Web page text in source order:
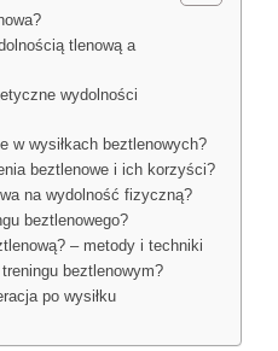
tlenową a
wydolności
w wysiłkach beztlenowych?
beztlenowe i ich korzyści?
na wydolność fizyczną?
beztlenowego?
– metody i techniki
beztlenowym?
po wysiłku